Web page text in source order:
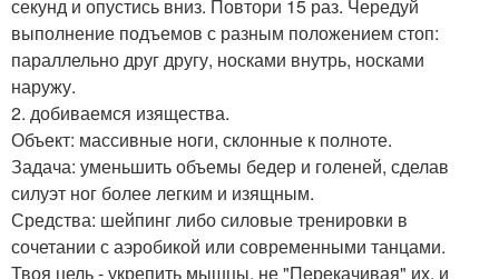
секунд и опустись вниз. Повтори 15 раз. Чередуй
выполнение подъемов с разным положением стоп:
параллельно друг другу, носками внутрь, носками
наружу.
2. добиваемся изящества.
Объект: массивные ноги, склонные к полноте.
Задача: уменьшить объемы бедер и голеней, сделав
силуэт ног более легким и изящным.
Средства: шейпинг либо силовые тренировки в
сочетании с аэробикой или современными танцами.
Твоя цель - укрепить мышцы, не "Перекачивая" их, и